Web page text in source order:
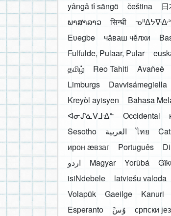
yângâ tî sängö
čeština
ພາສາລາວ
सिन्धी ᓀᐦᐃᔭᐍᐏᐣ
Eʋegbe
чӑваш чӗлхи
Fulfulde, Pulaar, Pular
தமிழ்
Reo Tahiti Avañeẽ
Limburgs
Davvisámegiella
Kreyòl ayisyen
Bahasa
ᐊᓂᔑᓈᐯᒧᐎᓐ
Occidental
Sesotho
العربية ไทย
ирон æвзаг
Português
اردو
Magyar Yorùbá
isiNdebele
latviešu valoda
Volapük
Gaeilge Kanuri
Esperanto
َوُسَ српски